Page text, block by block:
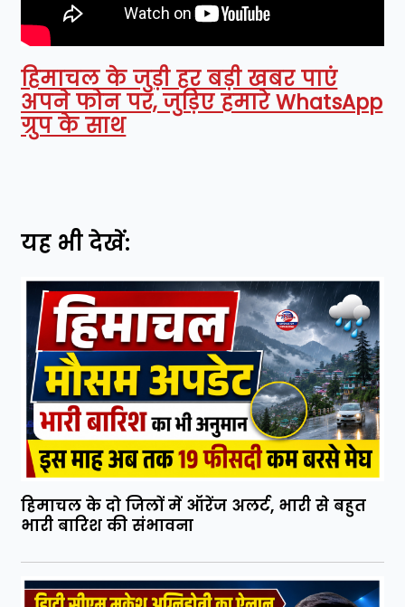
हिमाचल के जुड़ी हर बड़ी खबर पाएं
अपने फोन पर, जुड़िए हमारे WhatsApp
ग्रुप के साथ
यह भी देखें:
हिमाचल के दो जिलों में ऑरेंज अलर्ट, भारी से बहुत
भारी बारिश की संभावना